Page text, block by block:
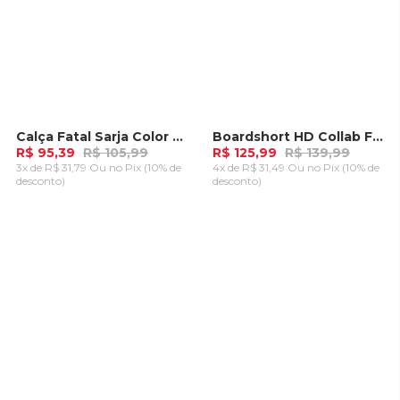
-10%
Calça Fatal Sarja Color Slim Preta
R$ 95,39 R$ 105,99
3x de R$ 31,79 Ou no Pix (10% de
desconto)
-10%Boardshort HD Collab Flamengo Oficial Preto
R$ 125,99 R$ 139,99
4x de R$ 31,49 Ou no Pix (10% de
desconto)